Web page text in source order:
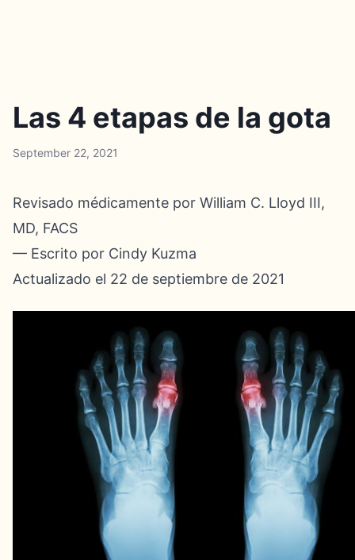
Las 4 etapas de la gota
September 22, 2021
Revisado médicamente por William C. Lloyd III,
MD, FACS
— Escrito por Cindy Kuzma
Actualizado el 22 de septiembre de 2021